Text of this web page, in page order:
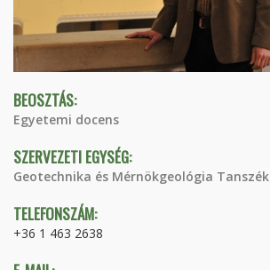
BEOSZTÁS:
Egyetemi docens
SZERVEZETI EGYSÉG:
Geotechnika és Mérnökgeológia Tanszék
TELEFONSZÁM:
+36 1 463 2638